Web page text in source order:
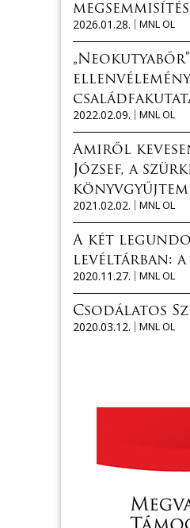
2026.01.28.
MNL OL
2022.02.09.
MNL OL
Amiről
József, a
2021.02.02.
MNL OL
A két
levéltárban: a
2020.11.27.
MNL OL
Csodálatos
2020.03.12.
MNL OL